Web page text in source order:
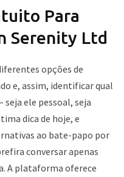
Para
Serenity Ltd
opções de
e, assim, identificar qual
ele pessoal, seja
dica de hoje, e
ao bate-papo por
conversar apenas
A plataforma oferece